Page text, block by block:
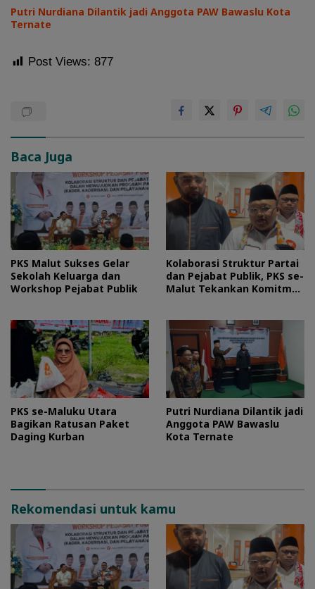
Putri Nurdiana Dilantik jadi Anggota PAW Bawaslu Kota
Ternate
Post Views: 877
Baca Juga
PKS Malut Sukses Gelar
Sekolah Keluarga dan
Workshop Pejabat Publik
Kolaborasi Struktur Partai
dan Pejabat Publik, PKS se-
Malut Tekankan Komitmen
PKS se-Maluku Utara
Bagikan Ratusan Paket
Daging Kurban
Putri Nurdiana Dilantik jadi
Anggota PAW Bawaslu
Kota Ternate
Rekomendasi untuk kamu